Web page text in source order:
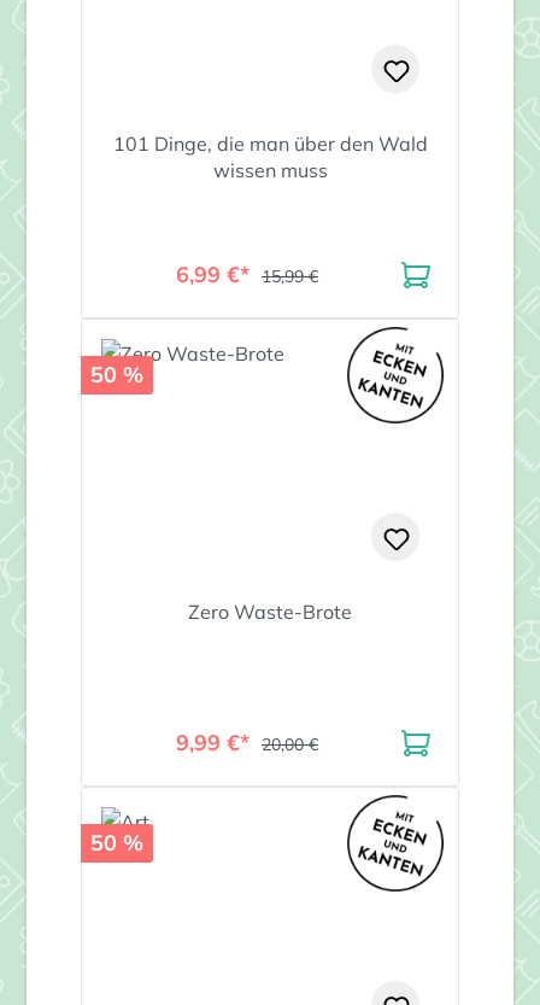
101 Dinge, die man über den Wald
wissen muss
6,99 €* 15,99 €
50 %
Zero Waste-Brote
9,99 €* 20,00 €
50 %